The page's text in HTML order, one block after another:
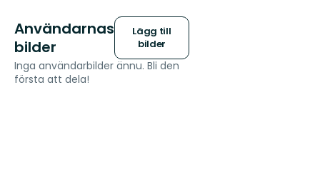
Användarnas
bilder
Lägg till
bilder
Inga användarbilder ännu. Bli den
första att dela!